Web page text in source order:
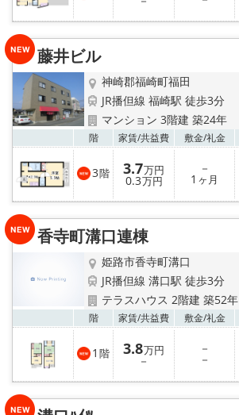
藤井ビル
神崎郡福崎町福田
JR播但線 福崎駅 徒歩3分
マンション 3階建 築24年
階 家賃/共益費 敷金/礼金
3階 3.7万円
0.3万円
－
1 ヶ月
香寺町溝口連棟
姫路市香寺町溝口
JR播但線 溝口駅 徒歩3分
テラスハウス 2階建 築52年
階 家賃/共益費 敷金/礼金
1 階 3.8万円
－
－
－